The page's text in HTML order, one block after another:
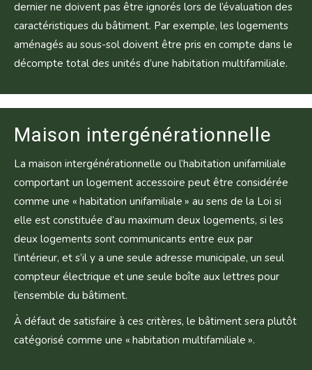
dernier ne doivent pas être ignorés lors de l’évaluation des
caractéristiques du bâtiment. Par exemple, les logements
aménagés au sous-sol doivent être pris en compte dans le
décompte total des unités d’une habitation multifamiliale.
Maison intergénérationnelle
La maison intergénérationnelle ou l’habitation unifamiliale
comportant un logement accessoire peut être considérée
comme une « habitation unifamiliale » au sens de la Loi si
elle est constituée d’au maximum deux logements, si les
deux logements sont communicants entre eux par
l’intérieur, et s’il y a une seule adresse municipale, un seul
compteur électrique et une seule boîte aux lettres pour
l’ensemble du bâtiment.
À défaut de satisfaire à ces critères, le bâtiment sera plutôt
catégorisé comme une « habitation multifamiliale ».